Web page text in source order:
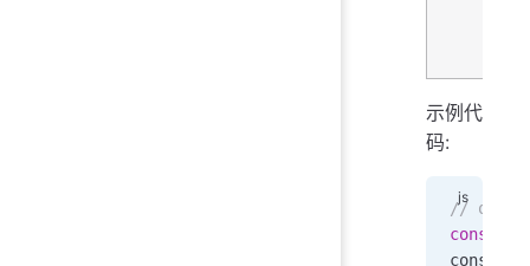
示例代
码:
//
const
console